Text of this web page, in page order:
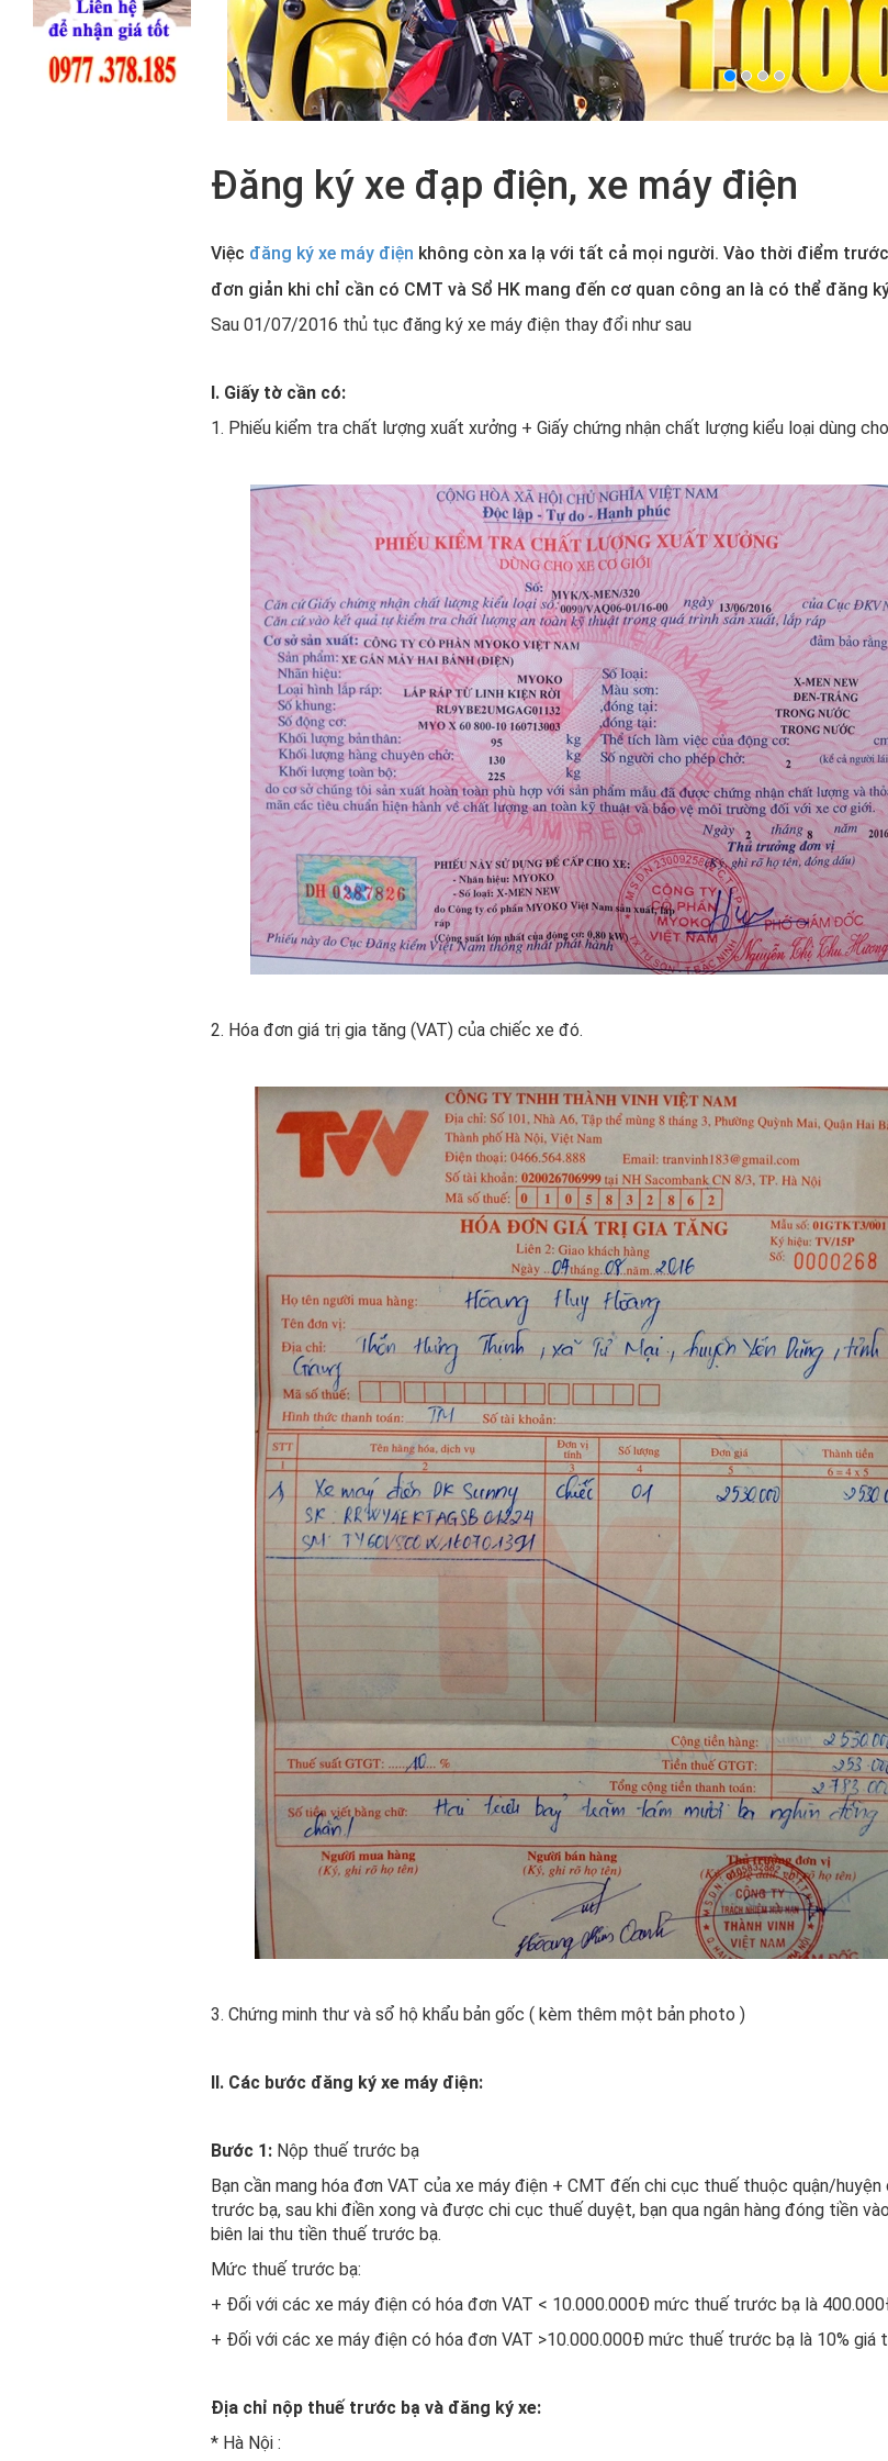
Đăng ký xe đạp điện, xe máy điện
Việc đăng ký xe máy điện không còn xa lạ với tất cả mọi người. Vào thời điểm
đơn giản khi chỉ cần có CMT và Sổ HK mang đến cơ quan công an là có thể đăng
Sau 01/07/2016 thủ tục đăng ký xe máy điện thay đổi như sau
I. Giấy tờ cần có:
1. Phiếu kiểm tra chất lượng xuất xưởng + Giấy chứng nhận chất lượng kiểu loại dùng
2. Hóa đơn giá trị gia tăng (VAT) của chiếc xe đó.
3. Chứng minh thư và sổ hộ khẩu bản gốc ( kèm thêm một bản photo )
II. Các bước đăng ký xe máy điện:
Bước 1: Nộp thuế trước bạ
Bạn cần mang hóa đơn VAT của xe máy điện + CMT đến chi cục thuế thuộc quận/
trước bạ, sau khi điền xong và được chi cục thuế duyệt, bạn qua ngân hàng đóng tiền
biên lai thu tiền thuế trước bạ.
Mức thuế trước bạ:
+ Đối với các xe máy điện có hóa đơn VAT < 10.000.000Đ mức thuế trước bạ là
+ Đối với các xe máy điện có hóa đơn VAT >10.000.000Đ mức thuế trước bạ là 10% giá
Địa chỉ nộp thuế trước bạ và đăng ký xe:
* Hà Nội :